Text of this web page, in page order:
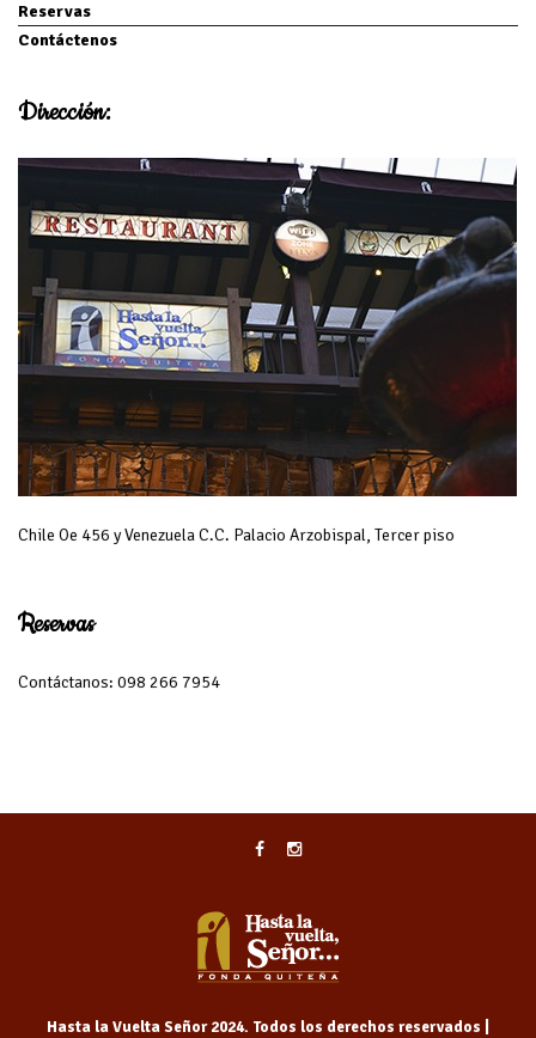
Reservas
Contáctenos
Dirección:
Chile Oe 456 y Venezuela C.C. Palacio Arzobispal, Tercer piso
Reservas
Contáctanos: 098 266 7954
Hasta la Vuelta Señor 2024. Todos los derechos reservados |